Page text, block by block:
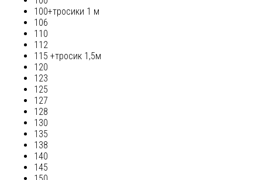
100+тросики 1 м
106
110
112
115 +тросик 1,5м
120
123
125
127
128
130
135
138
140
145